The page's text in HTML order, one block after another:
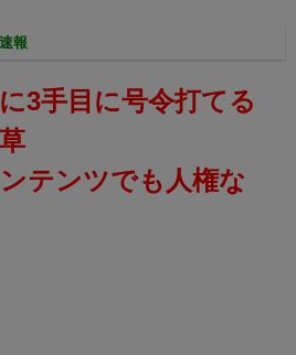
報
3手目に号令打てる
テンツでも人権な